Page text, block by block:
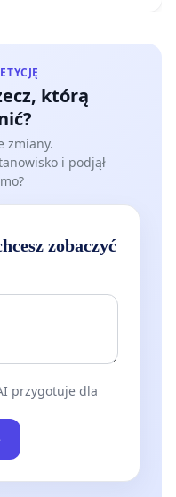
którą
zmiany.
i podjął
zobaczyć
przygotuje dla